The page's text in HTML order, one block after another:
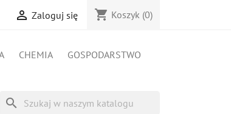
 Zaloguj się shopping_cart Koszyk (0)
CHEMIA
GOSPODARSTWO
search